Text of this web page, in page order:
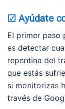
☑ Ayúdate
El primer paso
es detectar
repentina del
que estás
si monitorizas
través de